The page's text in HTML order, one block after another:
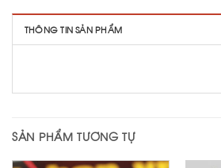
THÔNG TIN SẢN PHẨM
SẢN PHẨM TƯƠNG TỰ